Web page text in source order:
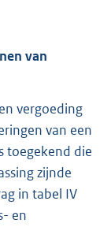
van
vergoeding
van een
toegekend die
zijnde
in tabel IV
en